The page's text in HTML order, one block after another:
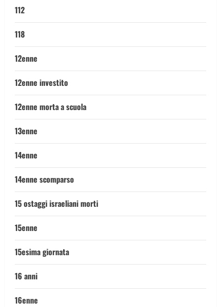
112
118
12enne
12enne investito
12enne morta a scuola
13enne
14enne
14enne scomparso
15 ostaggi israeliani morti
15enne
15esima giornata
16 anni
16enne